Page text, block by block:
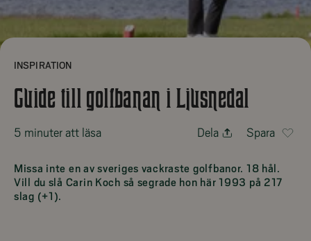
INSPIRATION
Guide till golfbanan i Ljusnedal
5 minuter att läsa Dela Spara
Missa inte en av sveriges vackraste golfbanor. 18 hål.
Vill du slå Carin Koch så segrade hon här 1993 på 217
slag (+1).